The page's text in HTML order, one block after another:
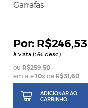
Garrafas
R$246,53
à vista (5% desc.)
R$259,50
em até10x de R$31,60
ADICIONAR AO
CARRINHO